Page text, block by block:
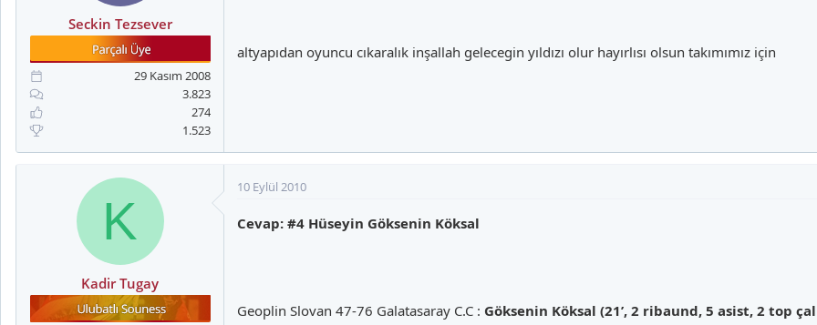
Seckin Tezsever
29 Kasım 2008
3.823
274
1.523
altyapıdan oyuncu cıkaralık inşallah gelecegin yıldızı olur hayırlısı olsun takımımız için
K
Kadir Tugay
10 Eylül 2010
Cevap: #4 Hüseyin Göksenin Köksal
Geoplin Slovan 47-76 Galatasaray C.C : Göksenin Köksal (21’, 2 ribaund, 5 asist, 2 top